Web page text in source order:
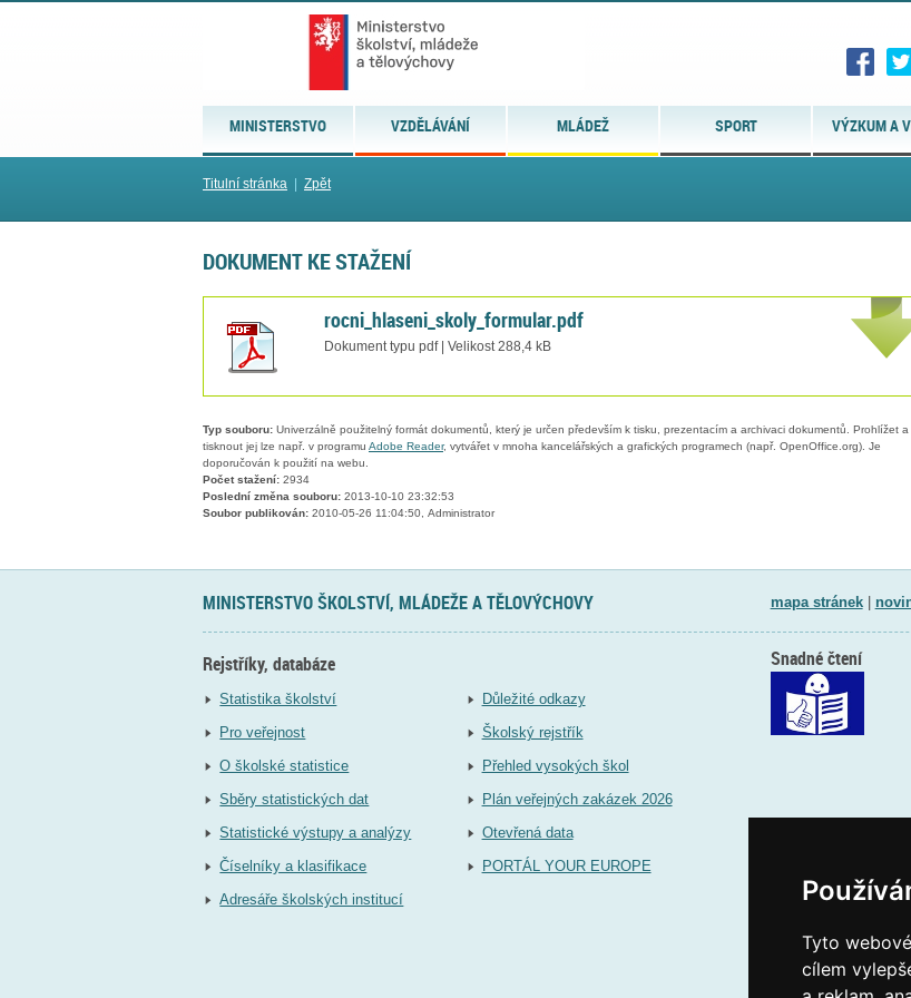
Tyto
cílem
MINISTERSTVO VZDĚLÁVÁNÍ MLÁDEŽ SPORT VÝZKUM A
Titulní stránka Zpět
DOKUMENT KE STAŽENÍ
rocni_hlaseni_skoly_formular.pdf
Dokument typu pdf | Velikost 288,4 kB
Typ souboru: Univerzálně použitelný formát dokumentů, který je určen především k tisku, prezentacím a archivaci dokumentů. Prohlížet a
tisknout jej lze např. v programu Adobe Reader, vytvářet v mnoha kancelářských a grafických programech (např. OpenOffice.org). Je
doporučován k použití na webu.
Počet stažení: 2934
Poslední změna souboru: 2013-10-10 23:32:53
Soubor publikován: 2010-05-26 11:04:50, Administrator
MINISTERSTVO ŠKOLSTVÍ, MLÁDEŽE A TĚLOVÝCHOVY mapa stránek|
Rejstříky, databáze
Statistika školství
Pro veřejnost
O školské statistice
Sběry statistických dat
Statistické výstupy a analýzy
Číselníky a klasifikace
Adresáře školských institucí
Důležité odkazy
Školský rejstřík
Přehled vysokých škol
Plán veřejných zakázek 2026
Otevřená data
PORTÁL YOUR EUROPE
Snadné čtení